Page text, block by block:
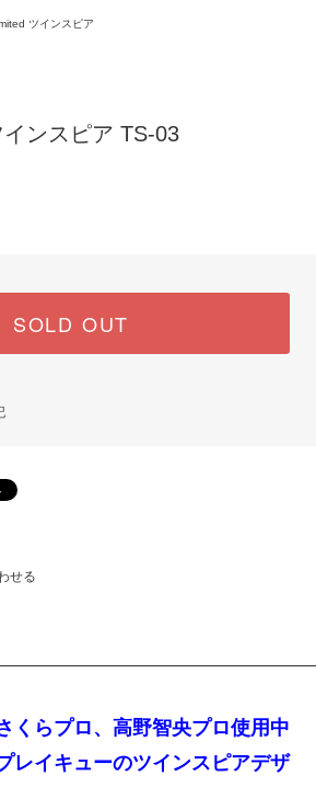
ツインスピア
ンスピア TS-03
SOLD OUT
せる
くらプロ、高野智央プロ使用中
レイキューのツインスピアデザ